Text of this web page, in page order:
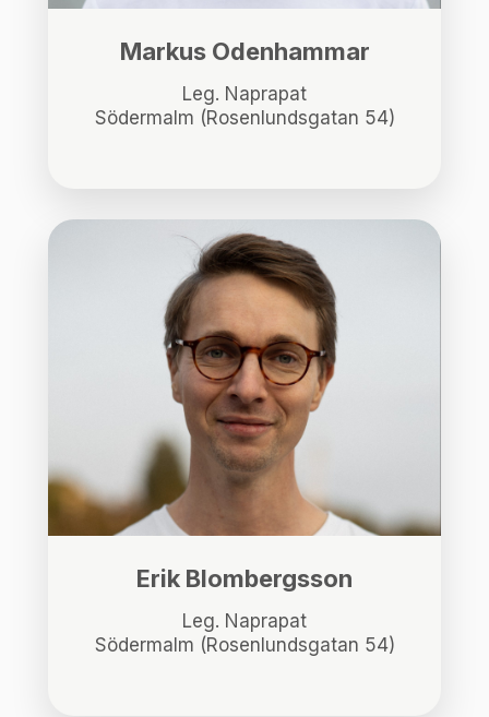
Markus Odenhammar
Leg. Naprapat
Södermalm (Rosenlundsgatan 54)
Erik Blombergsson
Leg. Naprapat
Södermalm (Rosenlundsgatan 54)